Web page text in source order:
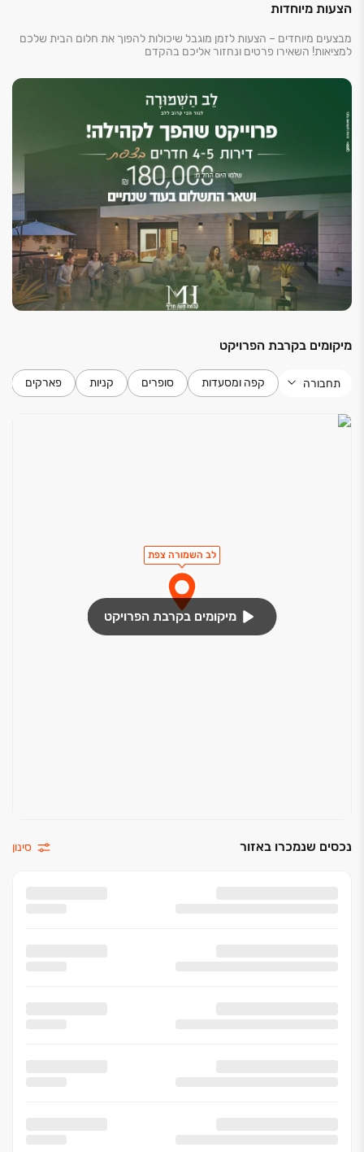
הצעות מיוחדות
מבצעים מיוחדים – הצעות לזמן מוגבל שיכולות להפוך את חלום הבית שלכם
למציאות! השאירו פרטים ונחזור אליכם בהקדם
מיקומים בקרבת הפרויקט
תחבורה קפה ומסעדות סופרים קניות פארקים
לב השמורה צפת
מיקומים בקרבת הפרויקט
נכסים שנמכרו באזור סינון